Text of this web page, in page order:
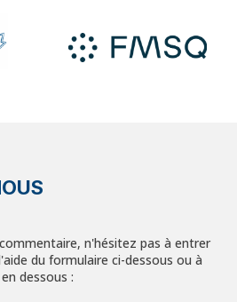
n'hésitez pas à entrer
du formulaire ci-dessous ou à
dessous :